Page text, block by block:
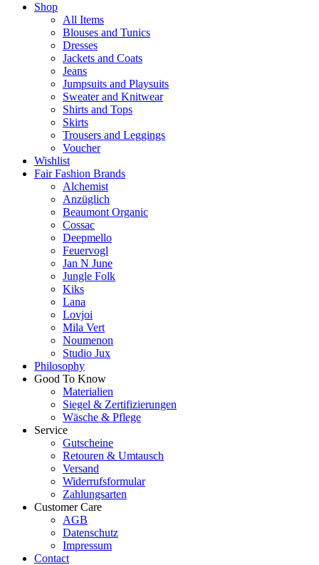
Shop
All Items
Blouses and Tunics
Dresses
Jackets and Coats
Jeans
Jumpsuits and Playsuits
Sweater and Knitwear
Shirts and Tops
Skirts
Trousers and Leggings
Voucher
Wishlist
Fair Fashion Brands
Alchemist
Anzüglich
Beaumont Organic
Cossac
Deepmello
Feuervogl
Jan N June
Jungle Folk
Kiks
Lana
Lovjoi
Mila Vert
Noumenon
Studio Jux
Philosophy
Good To Know
Materialien
Siegel & Zertifizierungen
Wäsche & Pflege
Service
Gutscheine
Retouren & Umtausch
Versand
Widerrufsformular
Zahlungsarten
Customer Care
AGB
Datenschutz
Impressum
Contact